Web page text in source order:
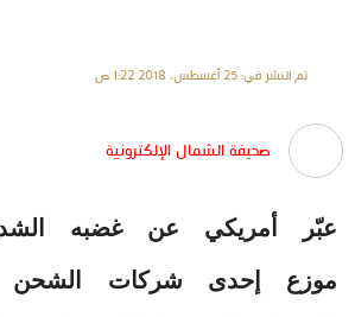
تم النشر في: 25 أغسطس، 2018 1:22 ص
صحيفة الشمال الإلكترونية
عبّر أمريكي عن غضبه
موزع إحدى شركات الشحن